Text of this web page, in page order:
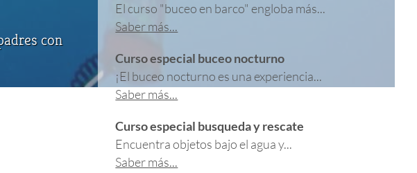
El curso "buceo en barco" engloba más...
Saber más...
Curso especial buceo nocturno
¡El buceo nocturno es una experiencia...
Saber más...
Curso especial busqueda y rescate
Encuentra objetos bajo el agua y...
Saber más...
con